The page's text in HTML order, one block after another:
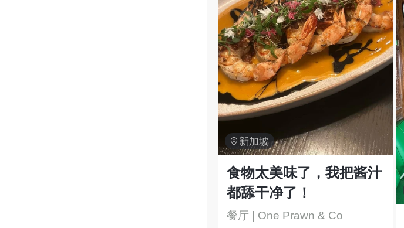
 新加坡
食物太美味了，我把酱汁
都舔干净了！
餐厅 | One Prawn & Co